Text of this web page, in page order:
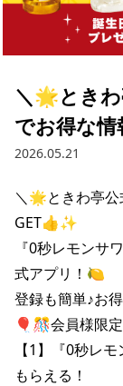
＼🌟とき
でお得な
2026.05.21
＼🌟ときわ亭
GET👍✨
『0秒レモンサ
式アプリ！🍋
登録も簡単♪お
🎈🎊会員様限
【1】『0秒レ
もらえる！